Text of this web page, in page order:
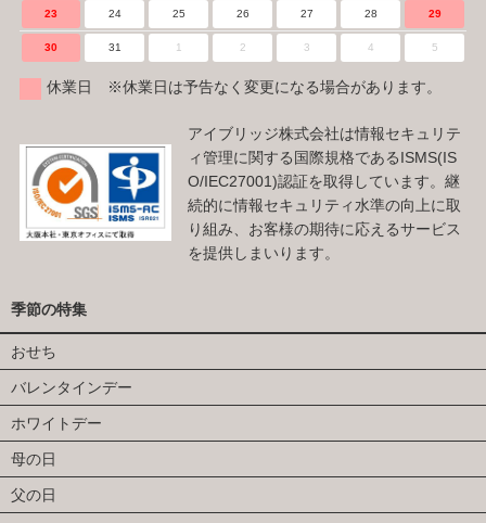
23 24 25 26 27 28 29
30 31 1 2 3 4 5
休業日 ※休業日は予告なく変更になる場合があります。
アイブリッジ株式会社は情報セキュリテ
ィ管理に関する国際規格であるISMS(IS
O/IEC27001)認証を取得しています。継
続的に情報セキュリティ水準の向上に取
り組み、お客様の期待に応えるサービス
を提供しまいります。
季節の特集
おせち
バレンタインデー
ホワイトデー
母の日
父の日